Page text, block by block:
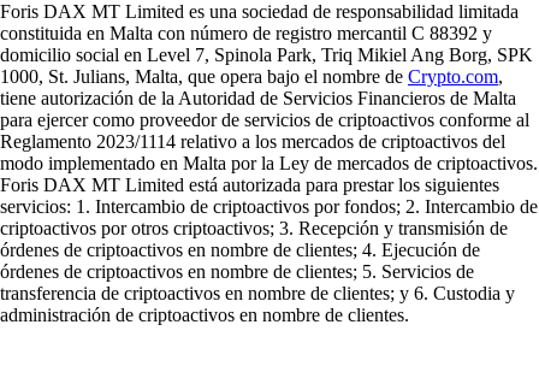
Foris DAX MT Limited es una sociedad de responsabilidad limitada
constituida en Malta con número de registro mercantil C 88392 y
domicilio social en Level 7, Spinola Park, Triq Mikiel Ang Borg, SPK
1000, St. Julians, Malta, que opera bajo el nombre de Crypto.com,
tiene autorización de la Autoridad de Servicios Financieros de Malta
para ejercer como proveedor de servicios de criptoactivos conforme al
Reglamento 2023/1114 relativo a los mercados de criptoactivos del
modo implementado en Malta por la Ley de mercados de criptoactivos.
Foris DAX MT Limited está autorizada para prestar los siguientes
servicios: 1. Intercambio de criptoactivos por fondos; 2. Intercambio de
criptoactivos por otros criptoactivos; 3. Recepción y transmisión de
órdenes de criptoactivos en nombre de clientes; 4. Ejecución de
órdenes de criptoactivos en nombre de clientes; 5. Servicios de
transferencia de criptoactivos en nombre de clientes; y 6. Custodia y
administración de criptoactivos en nombre de clientes.